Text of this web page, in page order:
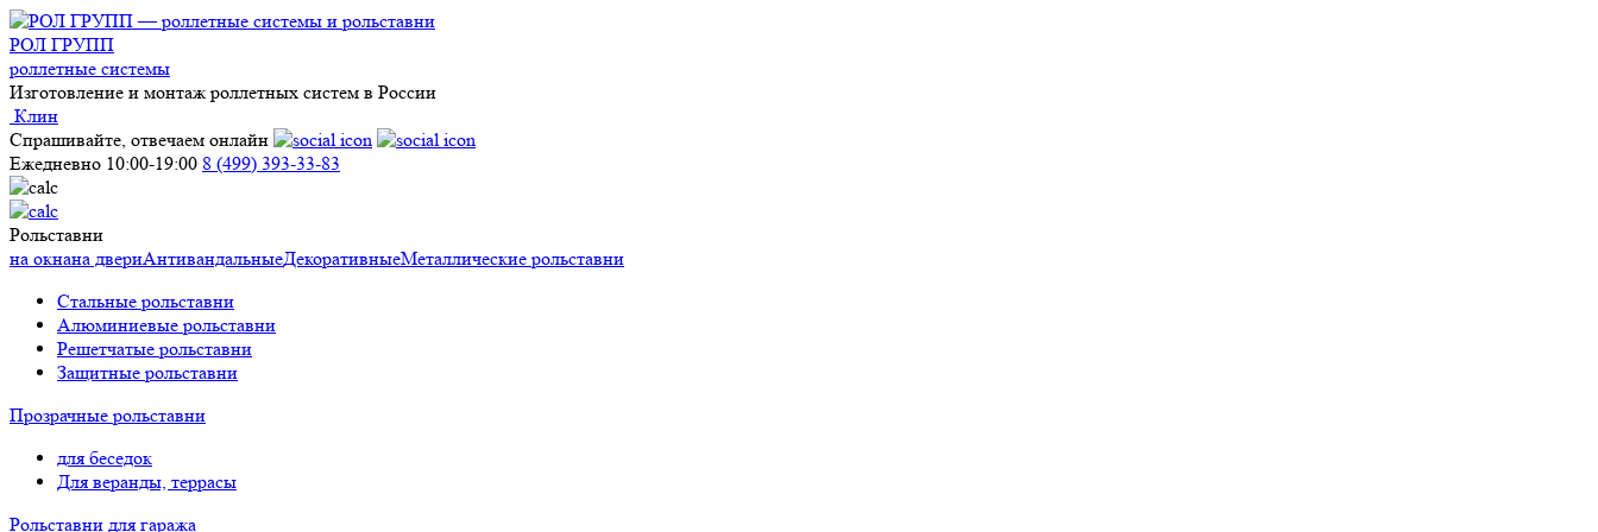
РОЛ ГРУПП
роллетные системы
Изготовление и монтаж роллетных систем в России
Клин
Спрашивайте, отвечаем онлайн
Ежедневно 10:00-19:00 8 (499) 393-33-83
Рольставни
на окнана двериАнтивандальныеДекоративныеМеталлические рольставни
Стальные рольставни
Алюминиевые рольставни
Решетчатые рольставни
Защитные рольставни
Прозрачные рольставни
для беседок
Для веранды, террасы
Рольставни для гаража